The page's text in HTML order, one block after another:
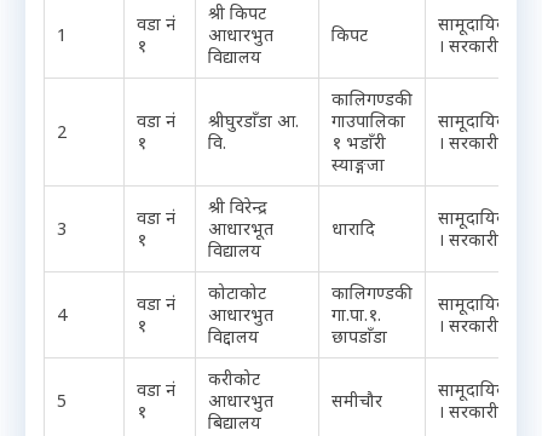
1
वडा नं
१
श्री किपट
आधारभुत
विद्यालय
किपट
सामूदायिक
। सरकारी
2
वडा नं
१
श्रीघुरडाँडा आ.
वि.
कालिगण्डकी
गाउपालिका
१ भडाँरी
स्याङ्गजा
सामूदायिक
। सरकारी
3
वडा नं
१
श्री विरेन्द्र
आधारभूत
विद्यालय
धारादि
सामूदायिक
। सरकारी
4
वडा नं
१
कोटाकोट
आधारभुत
विद्दालय
कालिगण्डकी
गा.पा.१.
छापडाँडा
सामूदायिक
। सरकारी
5
वडा नं
१
करीकोट
आधारभुत
बिद्यालय
समीचौर
सामूदायिक
। सरकारी